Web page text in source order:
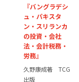
『バングラデシ
ュ・パキスタ
ン・スリランカ
の投資・会社
法・会計税務・
労務』
久野康成著 TCG
出版